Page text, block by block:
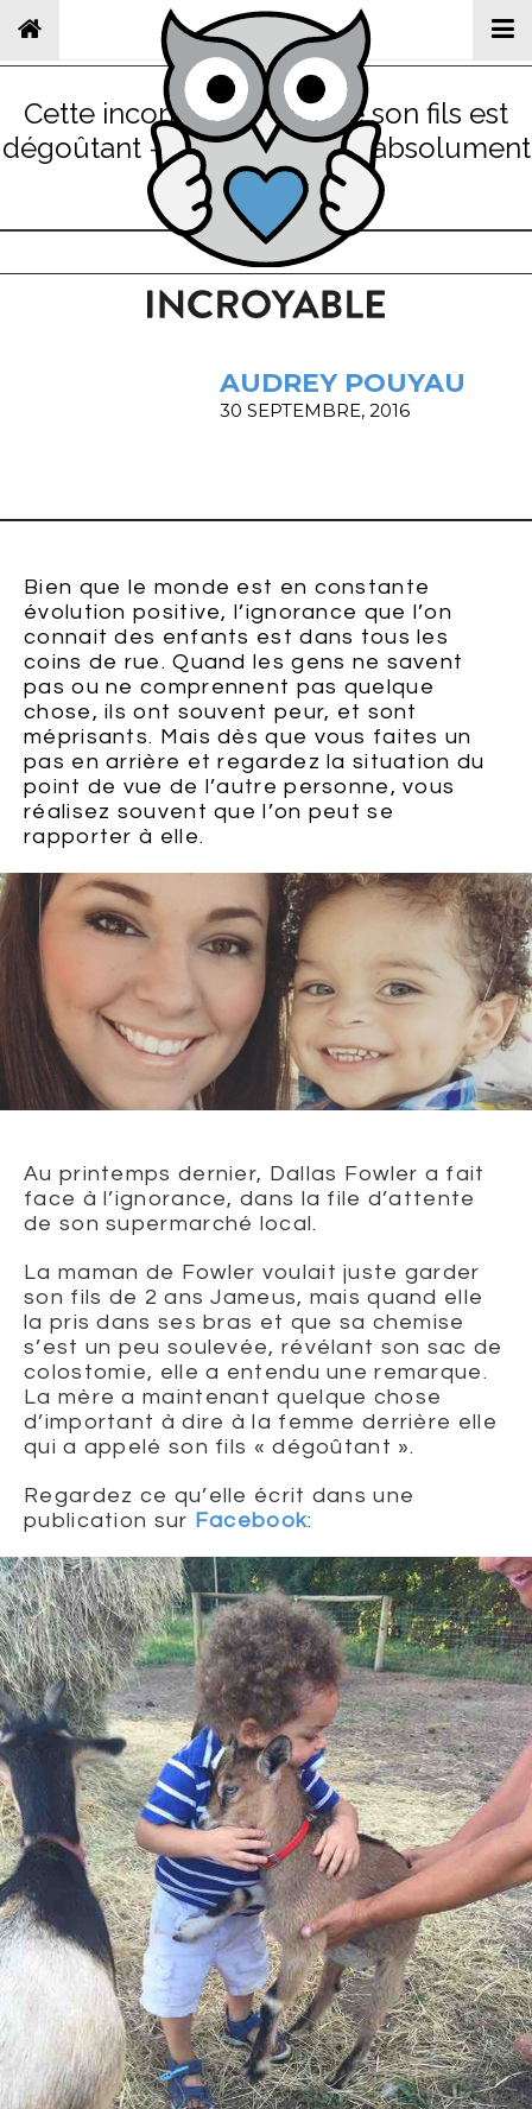
Cette inconnue lui dit que son fils est
dégoûtant – sa réponse est absolument
parfaite
AUDREY POUYAU
30 SEPTEMBRE, 2016
Bien que le monde est en constante
évolution positive, l’ignorance que l’on
connait des enfants est dans tous les
coins de rue. Quand les gens ne savent
pas ou ne comprennent pas quelque
chose, ils ont souvent peur, et sont
méprisants. Mais dès que vous faites un
pas en arrière et regardez la situation du
point de vue de l’autre personne, vous
réalisez souvent que l’on peut se
rapporter à elle.
Au printemps dernier, Dallas Fowler a fait
face à l’ignorance, dans la file d’attente
de son supermarché local.
La maman de Fowler voulait juste garder
son fils de 2 ans Jameus, mais quand elle
la pris dans ses bras et que sa chemise
s’est un peu soulevée, révélant son sac de
colostomie, elle a entendu une remarque.
La mère a maintenant quelque chose
d’important à dire à la femme derrière elle
qui a appelé son fils « dégoûtant ».
Regardez ce qu’elle écrit dans une
publication sur Facebook: